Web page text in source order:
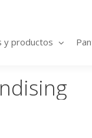
y productos